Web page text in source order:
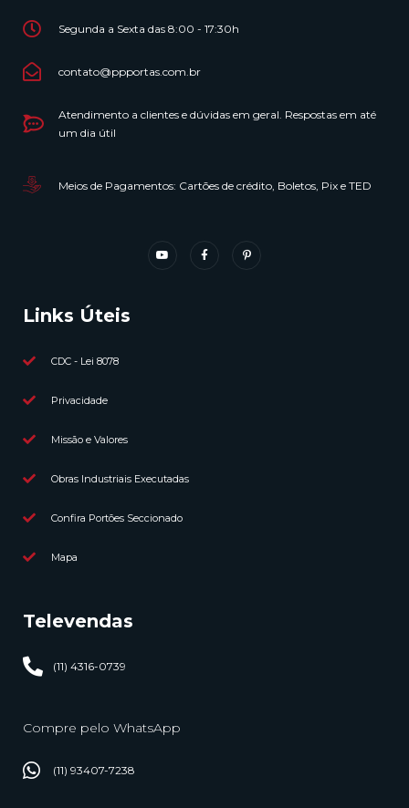
Segunda a Sexta das 8:00 - 17:30h
contato@ppportas.com.br
Atendimento a clientes e dúvidas em geral. Respostas em até
um dia útil
Meios de Pagamentos: Cartões de crédito, Boletos, Pix e TED
Links Úteis
CDC - Lei 8078
Privacidade
Missão e Valores
Obras Industriais Executadas
Confira Portões Seccionado
Mapa
Televendas
(11) 4316-0739
Compre pelo WhatsApp
(11) 93407-7238